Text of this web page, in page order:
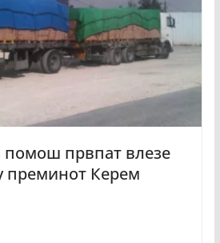
помош првпат влезе
преминот Керем